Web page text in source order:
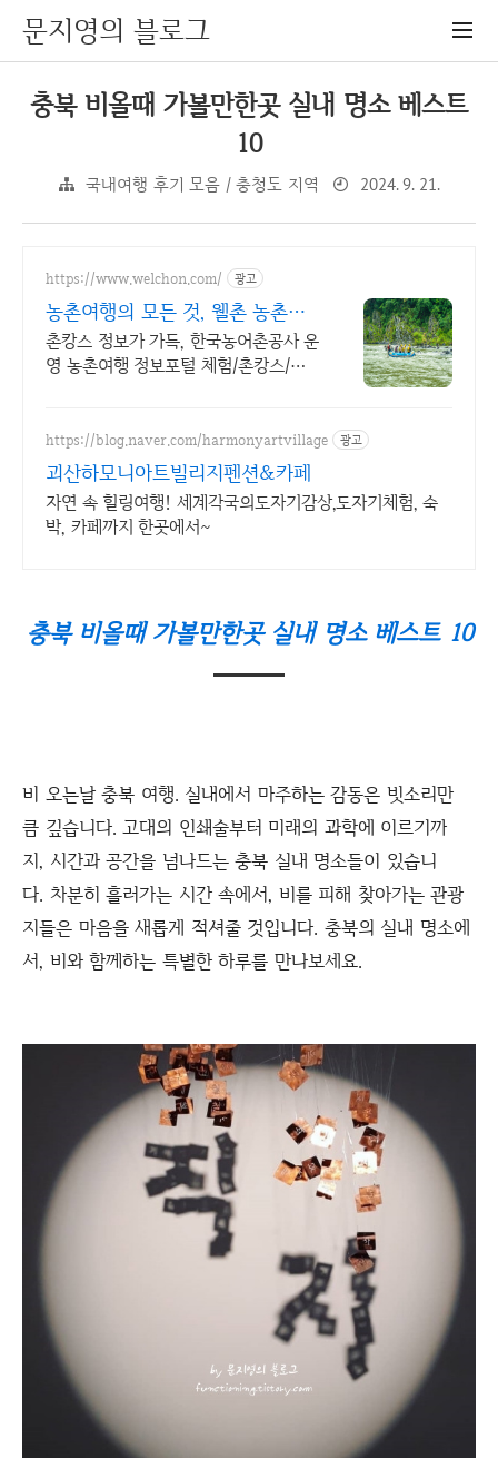
문지영의 블로그
충북 비올때 가볼만한곳 실내 명소 베스트
10
국내여행 후기 모음 / 충청도 지역 2024. 9. 21.
https://www.welchon.com/ 광고
농촌여행의 모든 것, 웰촌 농촌관
광 가는 주간
촌캉스 정보가 가득, 한국농어촌공사 운
영 농촌여행 정보포털 체험/촌캉스/자
https://blog.naver.com/harmonyartvillage 광고
괴산하모니아트빌리지펜션&카페
자연 속 힐링여행! 세계각국의도자기감상,도자기체험, 숙
박, 카페까지 한곳에서~
충북 비올때 가볼만한곳 실내 명소 베스트 10
비 오는날 충북 여행. 실내에서 마주하는 감동은 빗소리만
큼 깊습니다. 고대의 인쇄술부터 미래의 과학에 이르기까
지, 시간과 공간을 넘나드는 충북 실내 명소들이 있습니
다. 차분히 흘러가는 시간 속에서, 비를 피해 찾아가는 관광
지들은 마음을 새롭게 적셔줄 것입니다. 충북의 실내 명소에
서, 비와 함께하는 특별한 하루를 만나보세요.